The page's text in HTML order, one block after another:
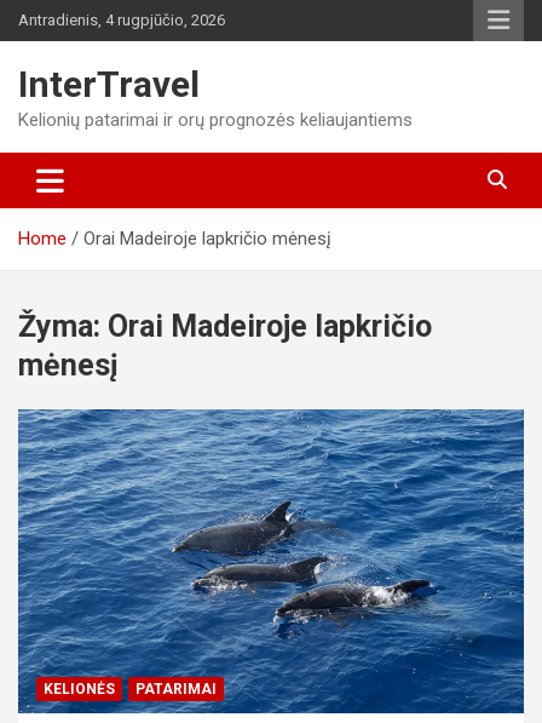
Skip
to
Antradienis, 4 rugpjūčio, 2026
InterTravel
Kelionių patarimai ir orų prognozės keliaujantiems
Home Orai Madeiroje lapkričio mėnesį
Žyma: Orai Madeiroje lapkričio
mėnesį
KELIONĖS PATARIMAI